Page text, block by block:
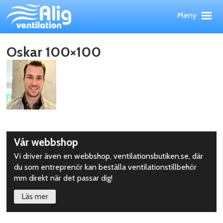
Hoppa
till
huvudinnehållet
Meny
TJÄNSTER
KONTAKT
Oskar 100×100
Upptäck
mer
Vår webbshop
Vi driver även en webbshop, ventilationsbutiken.se, där
du som entreprenör kan beställa ventilationstillbehör
mm direkt när det passar dig!
Läs mer